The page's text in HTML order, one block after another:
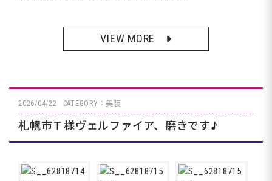
VIEW MORE
2026/04/22 CATEGORY：美装
札幌市Ｔ様ヴェルファイア、磨きです♪